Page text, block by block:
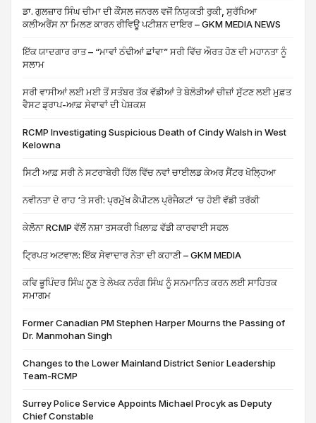
ਡਾ. ਗੁਲਜ਼ਾਰ ਸਿੰਘ ਚੀਮਾ ਦੀ ਕੌਂਸਲ ਜਨਰਲ ਵਜੋਂ ਨਿਯੁਕਤੀ ਰੁਕੀ, ਸੁਰੱਖਿਆ
ਕਲੀਅਰੈਂਸ ਨਾ ਮਿਲਣ ਕਾਰਨ ਰੀਵਿਊ ਪਟੀਸ਼ਨ ਦਾਇਰ – GKM MEDIA NEWS
ਇੱਕ ਯਾਦਗਾਰ ਰਾਤ – “ਮਾਵਾਂ ਠੰਢੀਆਂ ਛਾਂਵਾ” ਸਰੀ ਵਿੱਚ ਔਰਤ ਹੋਣ ਦੀ ਮਹਾਨਤਾ ਨੂੰ
ਸਲਾਮ
ਸਰੀ ਵਾਸੀਆਂ ਲਈ ਮਈ ਤੋਂ ਸਤੰਬਰ ਤੱਕ ਵੱਡੀਆਂ ਤੇ ਬੇਲੋੜੀਆਂ ਚੀਜ਼ਾਂ ਸੁੱਟਣ ਲਈ ਮੁਫ਼ਤ
ਵੈਸਟ ਡ੍ਰਾਪ-ਆਫ਼ ਸੇਵਾਵਾਂ ਦੀ ਪੇਸ਼ਕਸ਼
RCMP Investigating Suspicious Death of Cindy Walsh in West
Kelowna
ਸਿਟੀ ਆਫ਼ ਸਰੀ ਨੇ ਸਟਰਾਬੇਰੀ ਹਿੱਲ ਵਿੱਚ ਨਵਾਂ ਚਾਈਲਡ ਕੇਅਰ ਸੈਂਟਰ ਖੋਲ੍ਹਿਆ
ਨਵੀਨਤਾ ਦੇ ਰਾਹ ‘ਤੇ ਸਰੀ: ਪ੍ਰਮੁੱਖ ਕੈਪੀਟਲ ਪ੍ਰੋਜੈਕਟਾਂ ‘ਚ ਹੋਈ ਵੱਡੀ ਤਰੱਕੀ
ਕੇਲੋਨਾ RCMP ਵੱਲੋਂ ਨਸ਼ਾ ਤਸਕਰੀ ਖਿਲਾਫ਼ ਵੱਡੀ ਕਾਰਵਾਈ ਸਫਲ
ਟ੍ਰਿਪਤ ਅਟਵਾਲ: ਇੱਕ ਸੇਵਾਦਾਰ ਨੇਤਾ ਦੀ ਕਹਾਣੀ – GKM MEDIA
ਕਵਿ ਭੂਪਿੰਦਰ ਸਿੰਘ ਨੂਣ ਤੇ ਲੇਖਕ ਨਰੰਗ ਸਿੰਘ ਨੂੰ ਸਨਮਾਨਿਤ ਕਰਨ ਲਈ ਸਾਹਿਤਕ
ਸਮਾਗਮ
Former Canadian PM Stephen Harper Mourns the Passing of
Dr. Manmohan Singh
Changes to the Lower Mainland District Senior Leadership
Team-RCMP
Surrey Police Service Appoints Michael Procyk as Deputy
Chief Constable